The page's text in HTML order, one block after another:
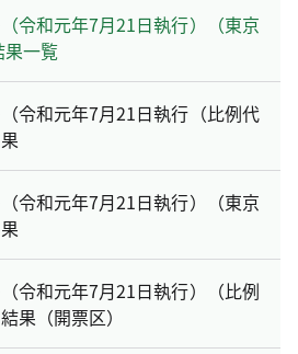
令和元年7月21日執行）（東京
一覧
令和元年7月21日執行（比例代
令和元年7月21日執行）（東京
令和元年7月21日執行）（比例
果（開票区）